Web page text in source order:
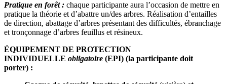
Pratique en forêt : chaque participante aura l’occasion de mettre en
pratique la théorie et d’abattre un/des arbres. Réalisation d’entailles
de direction, abattage d’arbres présentant des difficultés, ébranchage
et tronçonnage d’arbres feuillus et résineux.
ÉQUIPEMENT DE PROTECTION
INDIVIDUELLE obligatoire (EPI) (la participante doit
porter) :